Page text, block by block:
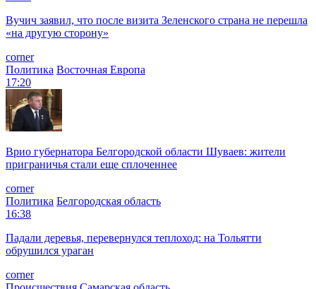
Вучич заявил, что после визита Зеленского страна не перешла
«на другую сторону»
corner
Политика Восточная Европа
17:20
Врио губернатора Белгородской области Шуваев: жители
приграничья стали еще сплоченнее
corner
Политика Белгородская область
16:38
Падали деревья, перевернулся теплоход: на Тольятти
обрушился ураган
corner